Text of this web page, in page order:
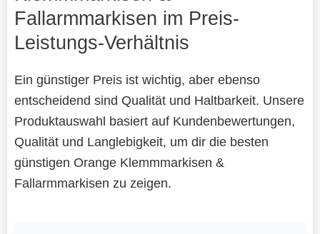
Fallarmmarkisen im Preis-
Leistungs-Verhältnis
Ein günstiger Preis ist wichtig, aber ebenso
entscheidend sind Qualität und Haltbarkeit. Unsere
Produktauswahl basiert auf Kundenbewertungen,
Qualität und Langlebigkeit, um dir die besten
günstigen Orange Klemmmarkisen &
Fallarmmarkisen zu zeigen.